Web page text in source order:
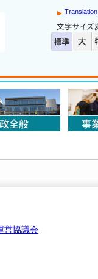
Translation
営協議会